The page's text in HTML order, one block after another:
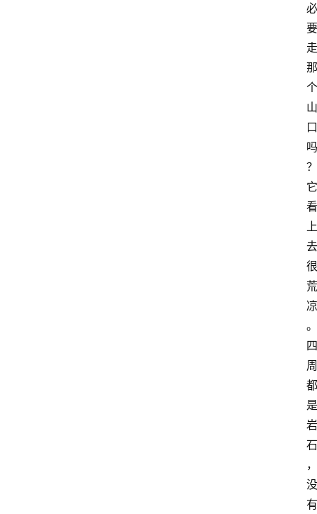
必
要
走
那
个
山
口
吗
？
它
看
上
去
很
荒
凉
。
四
周
都
是
岩
石
，
没
有